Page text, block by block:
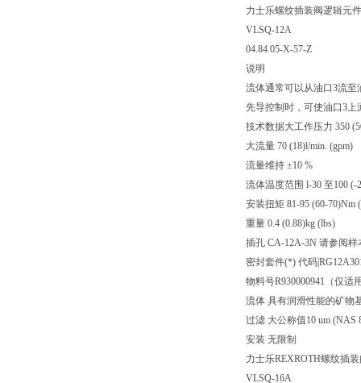
力士乐螺纹插装阀逻辑元
VLSQ-12A
04.84.05-X-57-Z
说明
流体通常可以从油口3流
先导控制时，可使油口3
技术数据大工作压力 350
大流量 70 (18)l/min. (gpm)
流量维持 ±10 %
流体温度范围 l-30 至100 (-
安装扭矩 81-95 (60-70)Nm
重量 0.4 (0.88)kg (lbs)
插孔 CA-12A-3N 请参阅样
密封套件(*) 代码
物料号R930000941（仅适
流体 具有润滑性能的矿物
过滤 大公称值10 um (NAS
安装 无限制
力士乐REXROTH螺纹插
VLSQ-16A